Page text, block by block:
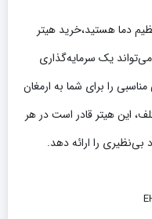
دما هستید،خرید هیتر
می‌تواند یک سرمایه‌گذاری
را برای شما به ارمغان
این هیتر قادر است در هر
بی‌نظیری را ارائه دهد.